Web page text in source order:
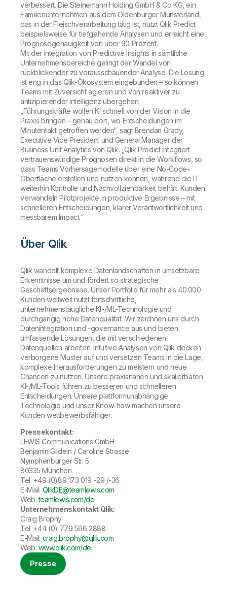
verbessert. Die Steinemann Holding GmbH & Co KG, ein
Familienunternehmen aus dem Oldenburger Münsterland,
das in der Fleischverarbeitung tätig ist, nutzt Qlik Predict
beispielsweise für tiefgehende Analysen und erreicht eine
Prognosegenauigkeit von über 90 Prozent.
Mit der Integration von Predictive Insights in sämtliche
Unternehmensbereiche gelingt der Wandel von
rückblickender zu vorausschauender Analyse. Die Lösung
ist eng in das Qlik-Ökosystem eingebunden – so können
Teams mit Zuversicht agieren und von reaktiver zu
antizipierender Intelligenz übergehen.
„Führungskräfte wollen KI schnell von der Vision in die
Praxis bringen – genau dort, wo Entscheidungen im
Minutentakt getroffen werden“, sagt Brendan Grady,
Executive Vice President und General Manager der
Business Unit Analytics von Qlik. „Qlik Predict integriert
vertrauenswürdige Prognosen direkt in die Workflows, so
dass Teams Vorhersagemodelle über eine No-Code-
Oberfläche erstellen und nutzen können, während die IT
weiterhin Kontrolle und Nachvollziehbarkeit behält. Kunden
verwandeln Pilotprojekte in produktive Ergebnisse – mit
schnelleren Entscheidungen, klarer Verantwortlichkeit und
messbarem Impact.“
Über Qlik
Qlik wandelt komplexe Datenlandschaften in umsetzbare
Erkenntnisse um und fördert so strategische
Geschäftsergebnisse. Unser Portfolio für mehr als 40.000
Kunden weltweit nutzt fortschrittliche,
unternehmenstaugliche KI-/ML-Technologie und
durchgängig hohe Datenqualität. Wir zeichnen uns durch
Datenintegration und -governance aus und bieten
umfassende Lösungen, die mit verschiedenen
Datenquellen arbeiten. Intuitive Analysen von Qlik decken
verborgene Muster auf und versetzen Teams in die Lage,
komplexe Herausforderungen zu meistern und neue
Chancen zu nutzen. Unsere praxisnahen und skalierbaren
KI-/ML-Tools führen zu besseren und schnelleren
Entscheidungen. Unsere plattformunabhängige
Technologie und unser Know-how machen unsere
Kunden wettbewerbsfähiger.
Pressekontakt:
LEWIS Communications GmbH
Benjamin Gildein / Caroline Strasse
Nymphenburger Str. 5
80335 München
Tel. +49 (0)89 173 019 -29 /-36
E-Mail: QlikDE@teamlewis.com
Web:teamlewis.com/de
Unternehmenskontakt Qlik:
Craig Brophy
Tel. +44 (0) 779 566 2888
E-Mail: craig.brophy@qlik.com
Web: www.qlik.com/de
Presse